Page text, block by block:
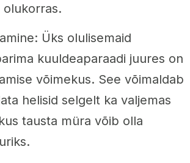
olukorras.
Üks olulisemaid
kuuldeaparaadi juures on
võimekus. See võimaldab
helisid selgelt ka valjemas
tausta müra võib olla